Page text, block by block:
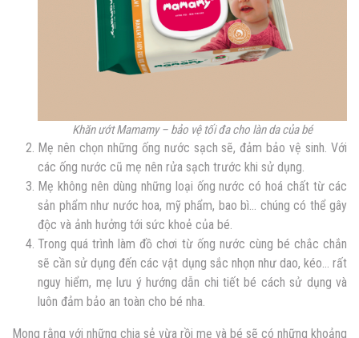
Khăn ướt Mamamy – bảo vệ tối đa cho làn da của bé
Mẹ nên chọn những ống nước sạch sẽ, đảm bảo vệ sinh. Với
các ống nước cũ mẹ nên rửa sạch trước khi sử dụng.
Mẹ không nên dùng những loại ống nước có hoá chất từ các
sản phẩm như nước hoa, mỹ phẩm, bao bì… chúng có thể gây
độc và ảnh hưởng tới sức khoẻ của bé.
Trong quá trình làm đồ chơi từ ống nước cùng bé chắc chắn
sẽ cần sử dụng đến các vật dụng sắc nhọn như dao, kéo… rất
nguy hiểm, mẹ lưu ý hướng dẫn chi tiết bé cách sử dụng và
luôn đảm bảo an toàn cho bé nha.
Mong rằng với những chia sẻ vừa rồi mẹ và bé sẽ có những khoảng